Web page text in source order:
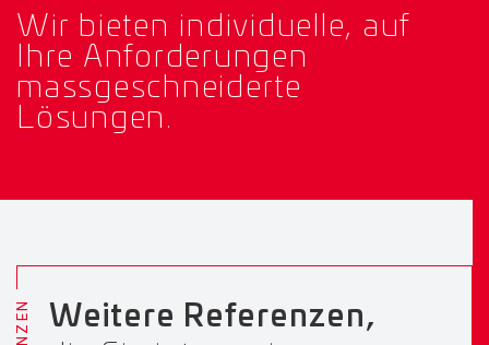
Wir bieten individuelle, auf
Ihre Anforderungen
massgeschneiderte
Lösungen.
Weitere Referenzen,